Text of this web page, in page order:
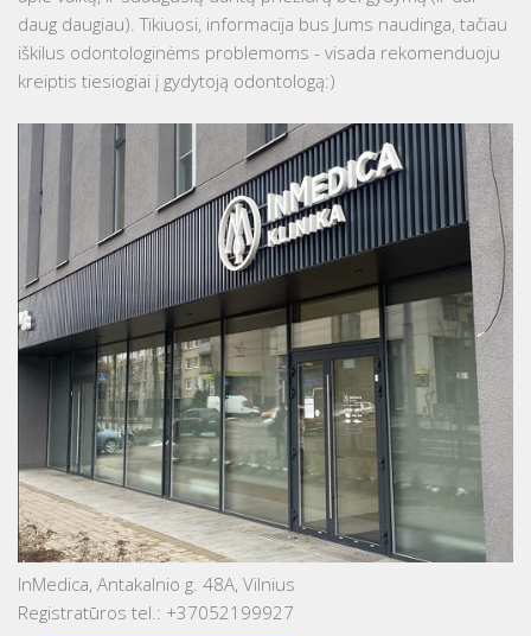
daug daugiau). Tikiuosi, informacija bus Jums naudinga, tačiau
iškilus odontologinėms problemoms - visada rekomenduoju
kreiptis tiesiogiai į gydytoją odontologą:)
InMedica, Antakalnio g. 48A, Vilnius
Registratūros tel.: +37052199927